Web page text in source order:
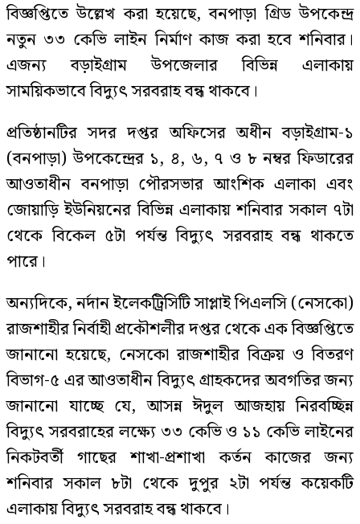
বিজ্ঞপ্তিতে উল্লেখ করা হয়েছে, বনপাড়া গ্রিড উপকেন্দ্র
নতুন ৩৩ কেভি লাইন নির্মাণ কাজ করা হবে শনিবার।
এজন্য বড়াইগ্রাম উপজেলার বিভিন্ন এলাকায়
সাময়িকভাবে বিদ্যুৎ সরবরাহ বন্ধ থাকবে।
প্রতিষ্ঠানটির সদর দপ্তর অফিসের অধীন বড়াইগ্রাম-১
(বনপাড়া) উপকেন্দ্রের ১, ৪, ৬, ৭ ও ৮ নম্বর ফিডারের
আওতাধীন বনপাড়া পৌরসভার আংশিক এলাকা এবং
জোয়াড়ি ইউনিয়নের বিভিন্ন এলাকায় শনিবার সকাল ৭টা
থেকে বিকেল ৫টা পর্যন্ত বিদ্যুৎ সরবরাহ বন্ধ থাকতে
পারে।
অন্যদিকে, নর্দান ইলেকট্রিসিটি সাপ্লাই পিএলসি (নেসকো)
রাজশাহীর নির্বাহী প্রকৌশলীর দপ্তর থেকে এক বিজ্ঞপ্তিতে
জানানো হয়েছে, নেসকো রাজশাহীর বিক্রয় ও বিতরণ
বিভাগ-৫ এর আওতাধীন বিদ্যুৎ গ্রাহকদের অবগতির জন্য
জানানো যাচ্ছে যে, আসন্ন ঈদুল আজহায় নিরবচ্ছিন্ন
বিদ্যুৎ সরবরাহের লক্ষ্যে ৩৩ কেভি ও ১১ কেভি লাইনের
নিকটবর্তী গাছের শাখা-প্রশাখা কর্তন কাজের জন্য
শনিবার সকাল ৮টা থেকে দুপুর ২টা পর্যন্ত কয়েকটি
এলাকায় বিদ্যুৎ সরবরাহ বন্ধ থাকবে।